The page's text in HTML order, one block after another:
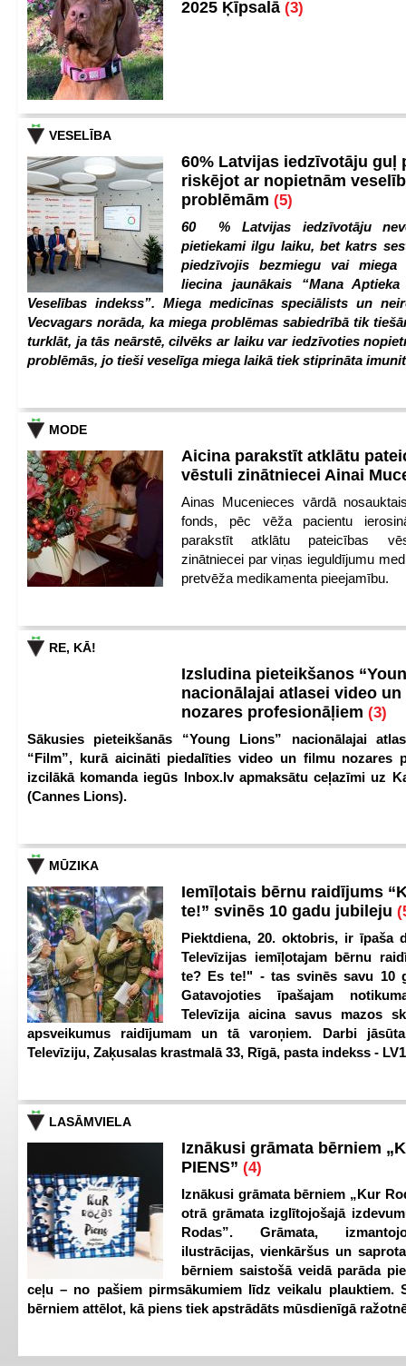
2025 Ķīpsalā (3)
VESELĪBA
60% Latvijas iedzīvotāju guļ
riskējot ar nopietnām
problēmām (5)
60 % Latvijas iedzīvotāju
pietiekami ilgu laiku, bet katrs
piedzīvojis bezmiegu vai miega
liecina jaunākais “Mana
Veselības indekss”. Miega medicīnas speciālists un
Vecvagars norāda, ka miega problēmas sabiedrībā tik
turklāt, ja tās neārstē, cilvēks ar laiku var iedzīvoties
problēmās, jo tieši veselīga miega laikā tiek stiprināta
MODE
Aicina parakstīt atklātu
vēstuli zinātniecei Ainai
Ainas Mucenieces vārdā
fonds, pēc vēža pacientu
parakstīt atklātu pateicības
zinātniecei par viņas ieguldījumu
pretvēža medikamenta pieejamību.
RE, KĀ!
Izsludina pieteikšanos
nacionālajai atlasei video
nozares profesionāļiem (3)
Sākusies pieteikšanās “Young Lions” nacionālajai
“Film”, kurā aicināti piedalīties video un filmu nozares
izcilākā komanda iegūs Inbox.lv apmaksātu ceļazīmi uz
(Cannes Lions).
MŪZIKA
Iemīļotais bērnu raidījums
te!” svinēs 10 gadu jubileju
Piektdiena, 20. oktobris, ir īpaša
Televīzijas iemīļotajam bērnu
te? Es te!" - tas svinēs savu 10
Gatavojoties īpašajam
Televīzija aicina savus mazos
apsveikumus raidījumam un tā varoņiem. Darbi
Televīziju, Zaķusalas krastmalā 33, Rīgā, pasta indekss -
LASĀMVIELA
Iznākusi grāmata bērniem
PIENS” (4)
Iznākusi grāmata bērniem „Kur
otrā grāmata izglītojošajā
Rodas”. Grāmata,
ilustrācijas, vienkāršus un
bērniem saistošā veidā parāda
ceļu – no pašiem pirmsākumiem līdz veikalu plauktiem.
bērniem attēlot, kā piens tiek apstrādāts mūsdienīgā